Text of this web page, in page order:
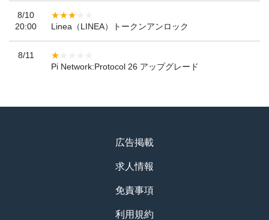
8/10
20:00
Linea（LINEA）トークンアンロック
8/11
Pi Network:Protocol 26 アップグレード
広告掲載
求人情報
免責事項
利用規約